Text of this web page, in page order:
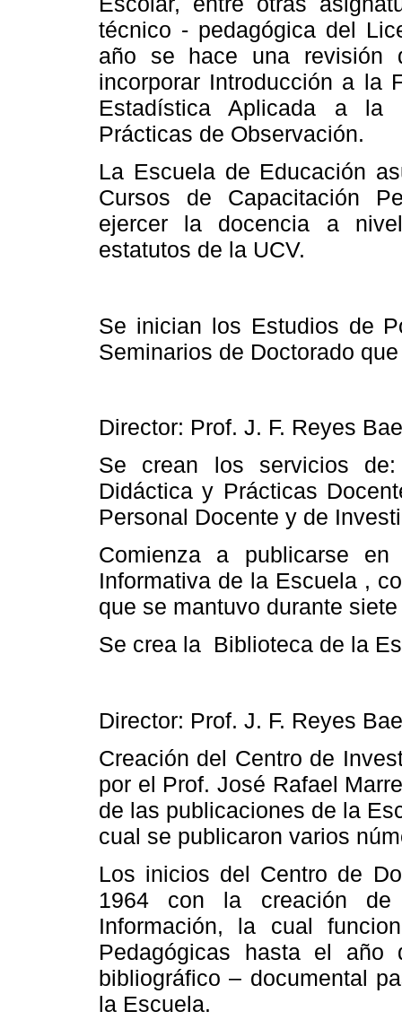
técnico - pedagógica del
año se hace una revisión
incorporar Introducción a la
Estadística Aplicada a la
Prácticas de Observación.
La Escuela de Educación
Cursos de Capacitación
ejercer la docencia a
estatutos de la UCV.
Se inician los Estudios de
Seminarios de Doctorado
Director: Prof. J. F. Reyes
Se crean los servicios de:
Didáctica y Prácticas
Personal Docente y de
Comienza a publicarse
Informativa de la Escuela ,
que se mantuvo durante
Se crea la Biblioteca de la
Director: Prof. J. F. Reyes
Creación del Centro de
por el Prof. José Rafael
de las publicaciones de la
cual se publicaron varios
Los inicios del Centro de
1964 con la creación
Información, la cual
Pedagógicas hasta el
bibliográfico – documental
la Escuela.